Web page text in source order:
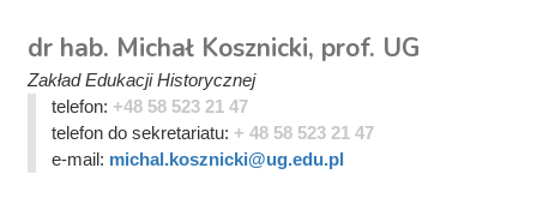
dr hab. Michał Kosznicki, prof. UG
Zakład Edukacji Historycznej
telefon: +48 58 523 21 47
telefon do sekretariatu: + 48 58 523 21 47
e-mail: michal.kosznicki@ug.edu.pl